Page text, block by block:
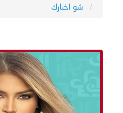
شو اخبارك